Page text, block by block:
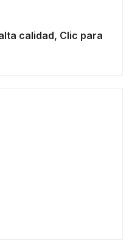
calidad, Clic para